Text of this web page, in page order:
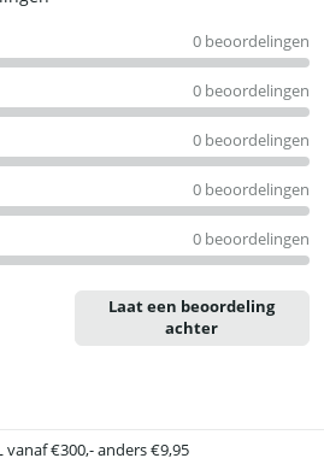
0 beoordelingen
0 beoordelingen
0 beoordelingen
0 beoordelingen
0 beoordelingen
Laat een beoordeling
achter
€300,- anders €9,95